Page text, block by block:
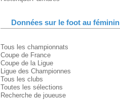
Données sur le foot au féminin
Tous les championnats
Coupe de France
Coupe de la Ligue
Ligue des Championnes
Tous les clubs
Toutes les sélections
Recherche de joueuse